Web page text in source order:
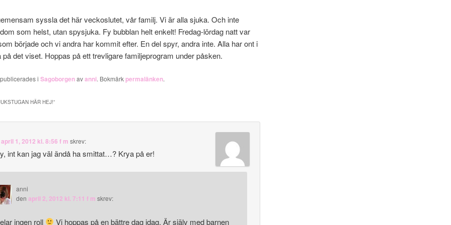
syssla det här veckoslutet, vår familj. Vi är alla sjuka. Och inte
som helst, utan spysjuka. Fy bubblan helt enkelt! Fredag-lördag natt var
började och vi andra har kommit efter. En del spyr, andra inte. Alla har ont i
på det viset. Hoppas på ett trevligare familjeprogram under påsken.
iSagoborgenavanni. Bokmärkpermalänken.
HÄR HEJ!”
april 1, 2012 kl. 8:56 f m skrev:
int kan jag väl ändå ha smittat…? Krya på er!
anni
denapril 2, 2012 kl. 7:11 f m skrev:
ingen roll Vi hoppas på en bättre dag idag. Är själv med barnen